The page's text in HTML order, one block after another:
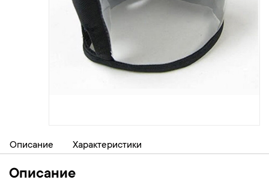
Описание Характеристики
Описание